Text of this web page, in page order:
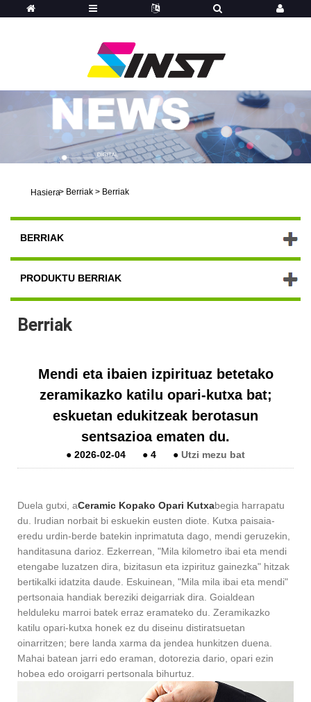
Hasiera> Berriak > Berriak
BERRIAK
PRODUKTU BERRIAK
Berriak
Mendi eta ibaien izpirituaz betetako
zeramikazko katilu opari-kutxa bat;
eskuetan edukitzeak berotasun
sentsazioa ematen du.
● 2026-02-04 ● 4 ● Utzi mezu bat
Duela gutxi, aCeramic Kopako Opari Kutxabegia harrapatu
du. Irudian norbait bi eskuekin eusten diote. Kutxa paisaia-
eredu urdin-berde batekin inprimatuta dago, mendi geruzekin,
handitasuna darioz. Ezkerrean, "Mila kilometro ibai eta mendi
etengabe luzatzen dira, bizitasun eta izpirituz gainezka" hitzak
bertikalki idatzita daude. Eskuinean, "Mila mila ibai eta mendi"
pertsonaia handiak bereziki deigarriak dira. Goialdean
helduleku marroi batek erraz eramateko du. Zeramikazko
katilu opari-kutxa honek ez du diseinu distiratsuetan
oinarritzen; bere landa xarma da jendea hunkitzen duena.
Mahai batean jarri edo eraman, dotorezia dario, opari ezin
hobea edo oroigarri pertsonala bihurtuz.